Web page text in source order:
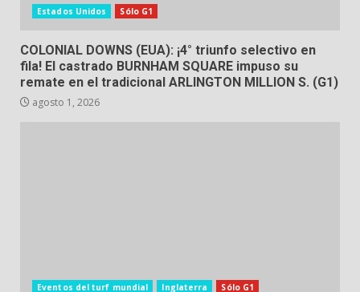
Estados Unidos Sólo G1
COLONIAL DOWNS (EUA): ¡4° triunfo selectivo en
fila! El castrado BURNHAM SQUARE impuso su
remate en el tradicional ARLINGTON MILLION S. (G1)
agosto 1, 2026
Eventos del turf mundial Inglaterra Sólo G1